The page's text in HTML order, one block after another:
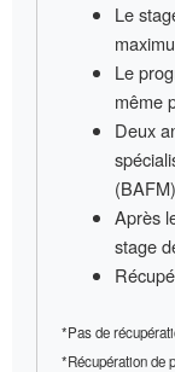
Le
Le
même
Deux
Après
stage
*Pas de
*Récupération de